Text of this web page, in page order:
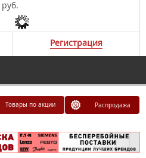
Регистрация
Товары по акции Распродажа